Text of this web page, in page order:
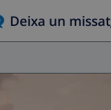
Deixa un